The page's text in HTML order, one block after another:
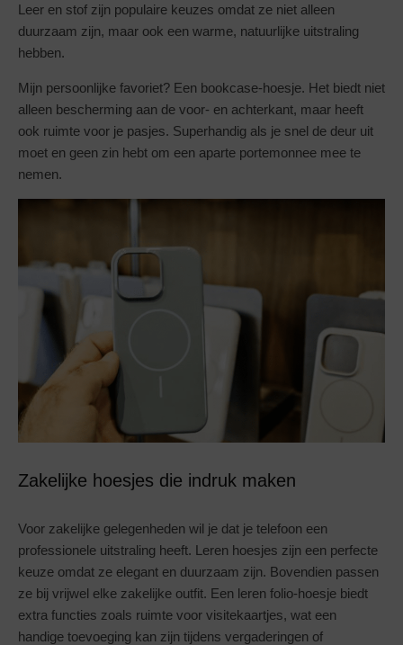
Leer en stof zijn populaire keuzes omdat ze niet alleen
duurzaam zijn, maar ook een warme, natuurlijke uitstraling
hebben.
Mijn persoonlijke favoriet? Een bookcase-hoesje. Het biedt niet
alleen bescherming aan de voor- en achterkant, maar heeft
ook ruimte voor je pasjes. Superhandig als je snel de deur uit
moet en geen zin hebt om een aparte portemonnee mee te
nemen.
Zakelijke hoesjes die indruk maken
Voor zakelijke gelegenheden wil je dat je telefoon een
professionele uitstraling heeft. Leren hoesjes zijn een perfecte
keuze omdat ze elegant en duurzaam zijn. Bovendien passen
ze bij vrijwel elke zakelijke outfit. Een leren folio-hoesje biedt
extra functies zoals ruimte voor visitekaartjes, wat een
handige toevoeging kan zijn tijdens vergaderingen of